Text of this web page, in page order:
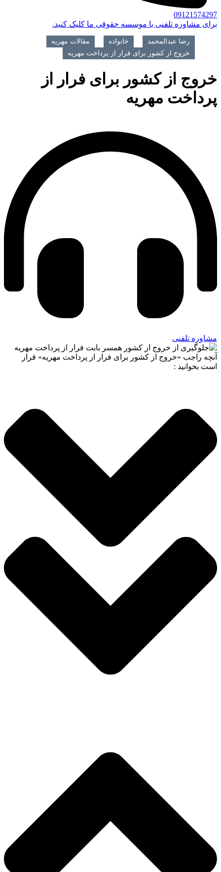
09121574297
برای مشاوره تلفنی با موسسه حقوقی ما کلیک کنید.
رضا عبدالمحمد خانواده مقالات مهریه
خروج از کشور برای فرار از پرداخت مهریه
خروج از کشور برای فرار از
پرداخت مهریه
مشاوره تلفنی
آنچه راجب «خروج از کشور برای فرار از پرداخت مهریه» قرار
است بخوانید :